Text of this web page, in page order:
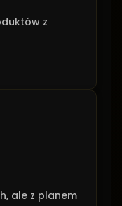
z
ale z planem